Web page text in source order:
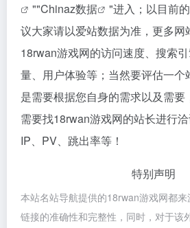
""Chinaz数据
"进入；以目前
议大家请以爱站数据为准，更多网
18rwan游戏网的访问速度、搜索
量、用户体验等；当然要评估一
是需要根据您自身的需求以及需要
需要找18rwan游戏网的站长进行
IP、PV、跳出率等！
特别声明
本站名站导航提供的18rwan游戏网都
链接的准确性和完整性，同时，对于该